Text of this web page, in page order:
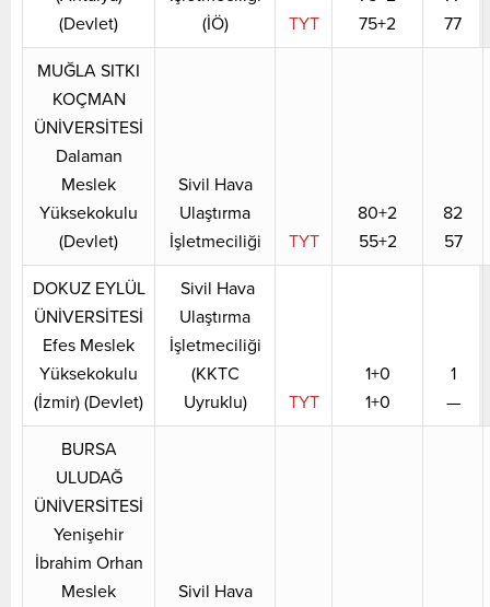
(Devlet)
(İÖ)
TYT
75+2
77
MUĞLA SITKI
KOÇMAN
ÜNİVERSİTESİ
Dalaman
Meslek
Yüksekokulu
(Devlet)
Sivil Hava
Ulaştırma
İşletmeciliği
TYT
80+2
55+2
82
57
DOKUZ EYLÜL
ÜNİVERSİTESİ
Efes Meslek
Yüksekokulu
(İzmir) (Devlet)
Sivil Hava
Ulaştırma
İşletmeciliği
(KKTC
Uyruklu)
TYT
1+0
1+0
1
—
BURSA
ULUDAĞ
ÜNİVERSİTESİ
Yenişehir
İbrahim Orhan
Meslek
Sivil Hava